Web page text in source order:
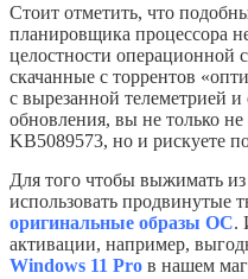
Стоит отметить, что
планировщика процессора
целостности операционной
скачанные с торрентов
с вырезанной телеметрией
обновления, вы не только
KB5089573, но и рискуете
Для того чтобы выжимать
использовать продвинутые
оригинальные образы ОС.
активации, например,
Windows 11 Pro в нашем